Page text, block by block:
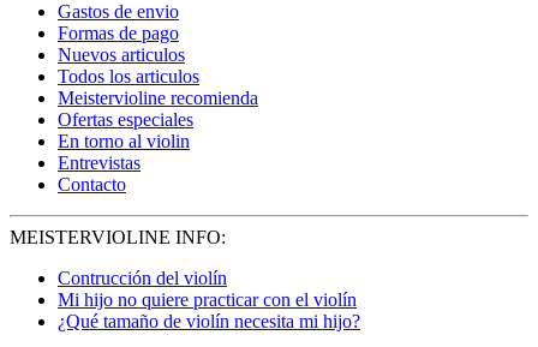
Gastos de envio
Formas de pago
Nuevos articulos
Todos los articulos
Meistervioline recomienda
Ofertas especiales
En torno al violin
Entrevistas
Contacto
MEISTERVIOLINE INFO:
Contrucción del violín
Mi hijo no quiere practicar con el violín
¿Qué tamaño de violín necesita mi hijo?